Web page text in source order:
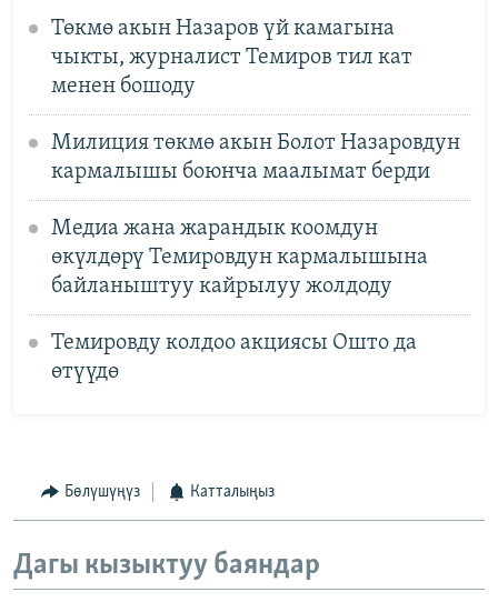
Төкмө акын Назаров үй камагына
чыкты, журналист Темиров тил кат
менен бошоду
Милиция төкмө акын Болот Назаровдун
кармалышы боюнча маалымат берди
Медиа жана жарандык коомдун
өкүлдөрү Темировдун кармалышына
байланыштуу кайрылуу жолдоду
Темировду колдоо акциясы Ошто да
өтүүдө
Бөлүшүңүз Катталыңыз
Дагы кызыктуу баяндар